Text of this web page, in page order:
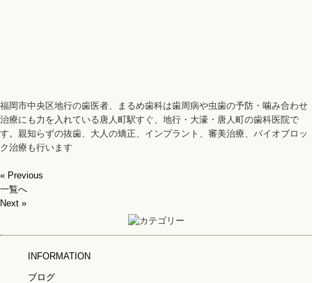
福岡市中央区地行の歯医者、まるめ歯科は歯周病や虫歯の予防・噛み合わせ
治療にも力を入れている唐人町駅すぐ、地行・大濠・唐人町の歯科医院で
す。親知らずの抜歯、大人の矯正、インプラント、審美治療、バイオブロッ
ク治療も行います
« Previous
一覧へ
Next »
INFORMATION
ブログ